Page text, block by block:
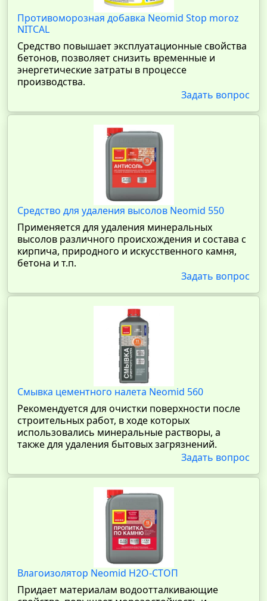
Противоморозная добавка Neomid Stop moroz
NITCAL
Средство повышает эксплуатационные свойства
бетонов, позволяет снизить временные и
энергетические затраты в процессе
производства.
Задать вопрос
Средство для удаления высолов Neomid 550
Применяется для удаления минеральных
высолов различного происхождения и состава с
кирпича, природного и искусственного камня,
бетона и т.п.
Задать вопрос
Смывка цементного налета Neomid 560
Рекомендуется для очистки поверхности после
строительных работ, в ходе которых
использовались минеральные растворы, а
также для удаления бытовых загрязнений.
Задать вопрос
Влагоизолятор Neomid Н2О-СТОП
Придает материалам водоотталкивающие